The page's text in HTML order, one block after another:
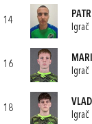
14
Igrač
16
Igrač
18
Igrač